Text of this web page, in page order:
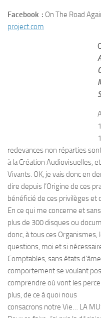
Facebook : On The Road
project.com
redevances non réparties
à la Création Audiovisuelles,
Vivants. OK, je vais donc en
dire depuis l’Origine de ces
bénéficié de ces privilèges et
En ce qui me concerne et
plus de 300 disques ou
donc, à tous ces
questions, moi et si
Comptables, sans êtats
comportement se voulant
comprendre où vont les
plus, de ce à quoi nous
consacrons notre Vie… LA